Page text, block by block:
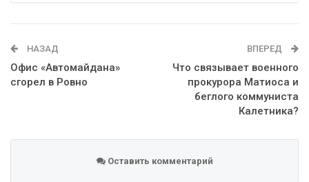
НАЗАД
Офис «Автомайдана»
сгорел в Ровно
ВПЕРЕД
Что связывает военного
прокурора Матиоса и
беглого коммуниста
Калетника?
Оставить комментарий